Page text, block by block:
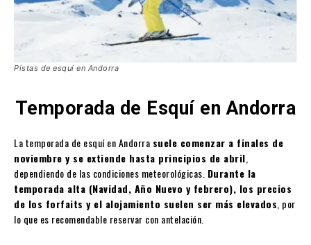
Pistas de esquí en Andorra
Temporada de Esquí en Andorra
La temporada de esquí en Andorra suele comenzar a finales de
noviembre y se extiende hasta principios de abril,
dependiendo de las condiciones meteorológicas. Durante la
temporada alta (Navidad, Año Nuevo y febrero), los precios
de los forfaits y el alojamiento suelen ser más elevados, por
lo que es recomendable reservar con antelación.